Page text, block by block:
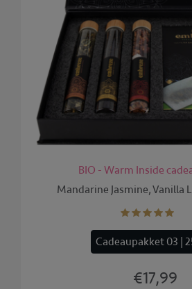
BIO - Warm Inside
Mandarine Jasmine, Vanilla
Cadeaupakket 03 |
€17,99